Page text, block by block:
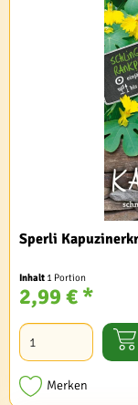
Sperli
Inhalt 1 Portion
2,99 € *
Merken